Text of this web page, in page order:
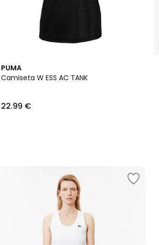
PUMA
Camiseta W ESS AC TANK
22.99 €